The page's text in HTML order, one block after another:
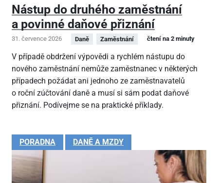
Nástup do druhého zaměstnání
a povinné daňové přiznání
31. července 2026 Daně Zaměstnání čtení na 2 minuty
V případě obdržení výpovědi a rychlém nástupu do
nového zaměstnání nemůže zaměstnanec v některých
případech požádat ani jednoho ze zaměstnavatelů
o roční zúčtování daně a musí si sám podat daňové
přiznání. Podívejme se na praktické příklady.
PORADNA DANĚ A MZDY